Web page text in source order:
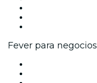
Fever para negocios